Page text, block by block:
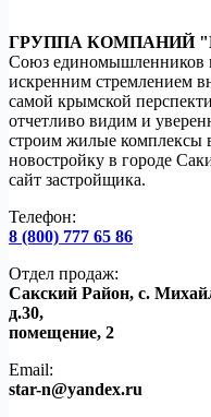
ГРУППА КОМПАНИЙ
Союз единомышленников
искренним стремлением
самой крымской
отчетливо видим и
строим жилые
новостройку в городе
сайт застройщика.
Телефон:
8 (800) 777 65 86
Отдел продаж:
Сакский Район, с.
д.30,
помещение, 2
Email​:
star-n@yandex.ru